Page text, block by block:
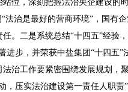
，深刻把握法治央企建设的
治是最好的营商环境”，国有
。二是系统总结“十四五”经验
步，并荣获中盐集团“十四五
治工作要紧密围绕发展规划，
压实法治建设第一责任人职责